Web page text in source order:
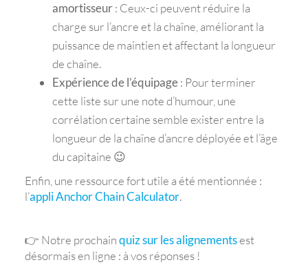
amortisseur: Ceux-ci peuvent réduire la
charge sur l’ancre et la chaîne, améliorant la
puissance de maintien et affectant la longueur
de chaîne.
Expérience de l’équipage: Pour terminer
cette liste sur une note d’humour, une
corrélation certaine semble exister entre la
longueur de la chaîne d’ancre déployée et l’âge
du capitaine 😉
Enfin, une ressource fort utile a été mentionnée :
l’appli Anchor Chain Calculator.
👉 Notre prochainquiz sur les alignementsest
désormais en ligne : à vos réponses !